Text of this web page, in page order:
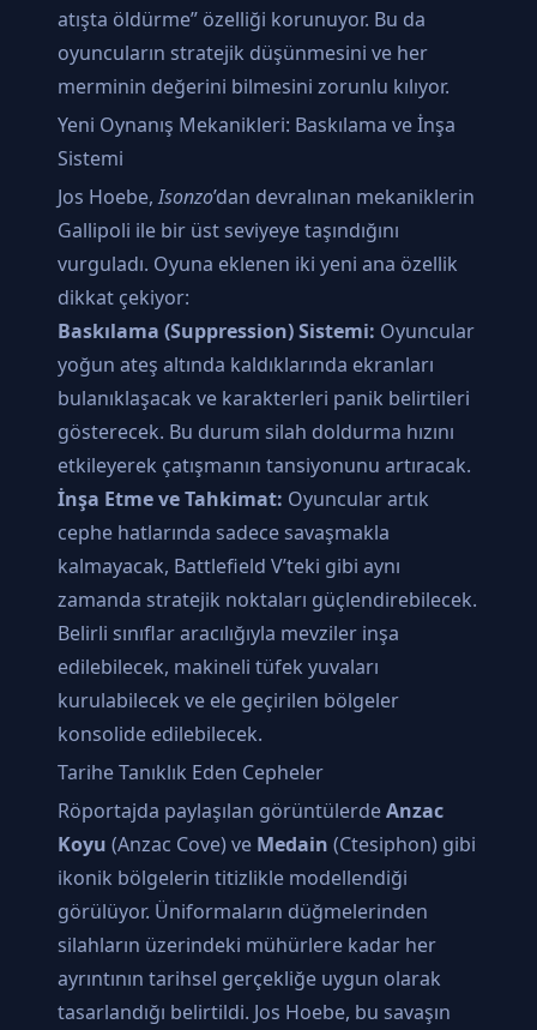
atışta öldürme” özelliği korunuyor. Bu da
oyuncuların stratejik düşünmesini ve her
merminin değerini bilmesini zorunlu kılıyor.
Yeni Oynanış Mekanikleri: Baskılama ve İnşa
Sistemi
Jos Hoebe,Isonzo’dan devralınan mekaniklerin
Gallipoli ile bir üst seviyeye taşındığını
vurguladı. Oyuna eklenen iki yeni ana özellik
dikkat çekiyor:
Baskılama (Suppression) Sistemi: Oyuncular
yoğun ateş altında kaldıklarında ekranları
bulanıklaşacak ve karakterleri panik belirtileri
gösterecek. Bu durum silah doldurma hızını
etkileyerek çatışmanın tansiyonunu artıracak.
İnşa Etme ve Tahkimat: Oyuncular artık
cephe hatlarında sadece savaşmakla
kalmayacak, Battlefield V’teki gibi aynı
zamanda stratejik noktaları güçlendirebilecek.
Belirli sınıflar aracılığıyla mevziler inşa
edilebilecek, makineli tüfek yuvaları
kurulabilecek ve ele geçirilen bölgeler
konsolide edilebilecek.
Tarihe Tanıklık Eden Cepheler
Röportajda paylaşılan görüntülerdeAnzac
Koyu (Anzac Cove) ve Medain (Ctesiphon) gibi
ikonik bölgelerin titizlikle modellendiği
görülüyor. Üniformaların düğmelerinden
silahların üzerindeki mühürlere kadar her
ayrıntının tarihsel gerçekliğe uygun olarak
tasarlandığı belirtildi. Jos Hoebe, bu savaşın